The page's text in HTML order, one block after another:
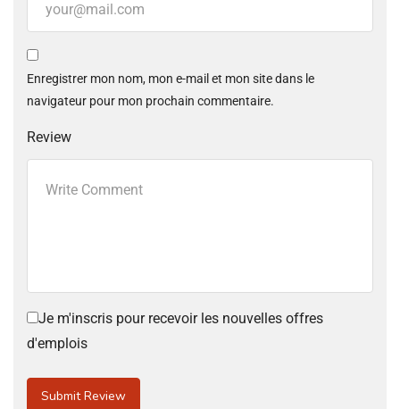
Enregistrer mon nom, mon e-mail et mon site dans le
navigateur pour mon prochain commentaire.
Review
Je m'inscris pour recevoir les nouvelles offres
d'emplois